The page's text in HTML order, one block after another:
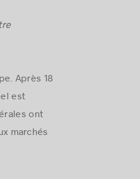
Après 18
est
ont
marchés